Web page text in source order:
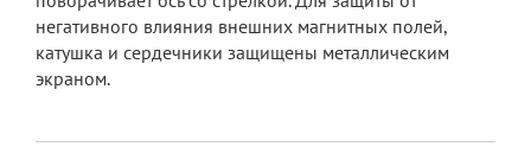
негативного влияния внешних магнитных полей,
катушка и сердечники защищены металлическим
экраном.